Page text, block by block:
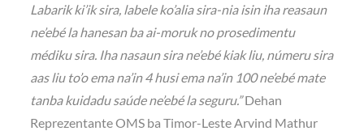
Labarik ki’ik sira, labele ko’alia sira-nia isin iha reasaun
ne’ebé la hanesan ba ai-moruk no prosedimentu
médiku sira. Iha nasaun sira ne’ebé kiak liu, númeru sira
aas liu to’o ema na’in 4 husi ema na’in 100 ne’ebé mate
tanba kuidadu saúde ne’ebé la seguru.”Dehan
Reprezentante OMS ba Timor-Leste Arvind Mathur